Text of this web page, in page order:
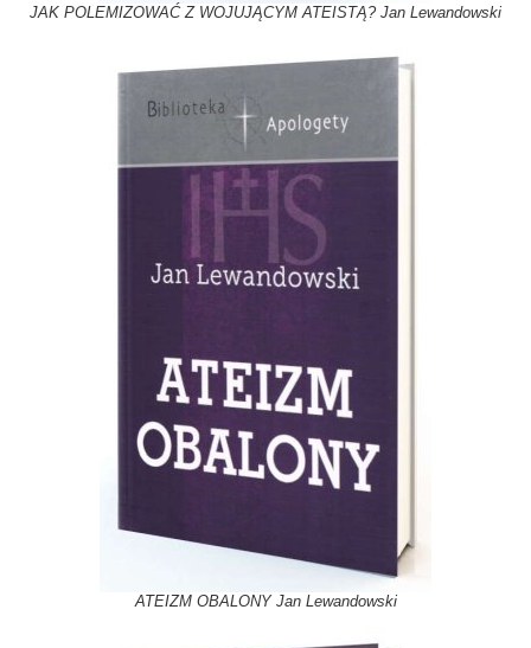
JAK POLEMIZOWAĆ Z WOJUJĄCYM ATEISTĄ? Jan Lewandowski
ATEIZM OBALONY Jan Lewandowski